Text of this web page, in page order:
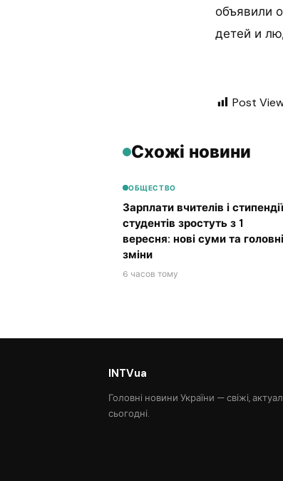
объявили
детей и
Post
Схожі новини
ОБЩЕСТВО
Зарплати вчителів і стипендії
студентів зростуть з 1
вересня: нові суми та головні
зміни
6 часов тому
INTVua
Головні новини України — свіжі,
сьогодні.